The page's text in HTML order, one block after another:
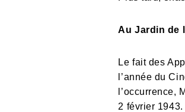
Au Jardin de
Le fait des
l’année du
l’occurrence,
2 février